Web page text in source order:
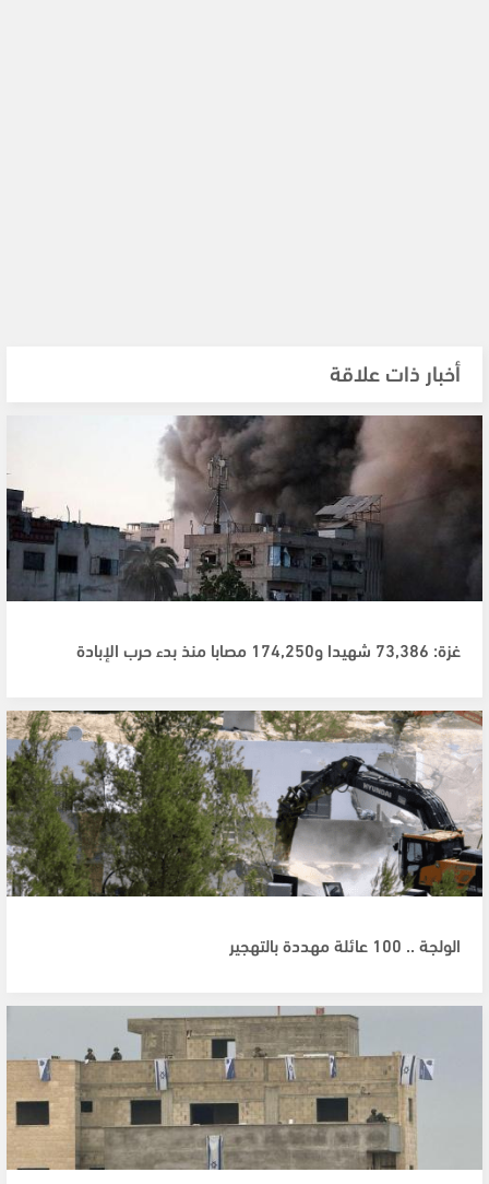
أخبار ذات علاقة
غزة: 73,386 شهيدا و174,250 مصابا منذ بدء حرب الإبادة
الولجة .. 100 عائلة مهددة بالتهجير